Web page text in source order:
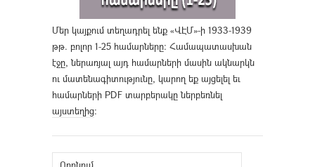
Մեր կայքում տեղադրել ենք «ՎԷՄ»-ի 1933-1939
թթ. բոլոր 1-25 համարները։ Համապատասխան
էջը, ներառյալ այդ համարների մասին ակնարկն
ու մատենագիտությունը, կարող եք այցելել եւ
համարների PDF տարբերակը ներբեռնել
այստեղից։
Որոնել՝